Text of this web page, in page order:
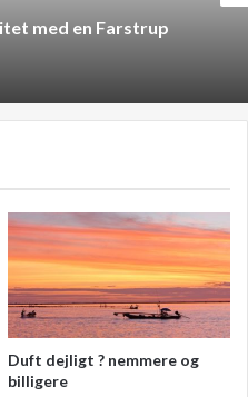
med en Farstrup
Duft dejligt ? nemmere og
billigere